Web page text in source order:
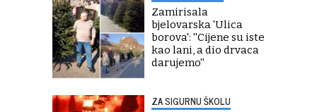
Zamirisala
bjelovarska 'Ulica
borova': ''Cijene su iste
kao lani, a dio drvaca
darujemo''
ZA SIGURNU ŠKOLU